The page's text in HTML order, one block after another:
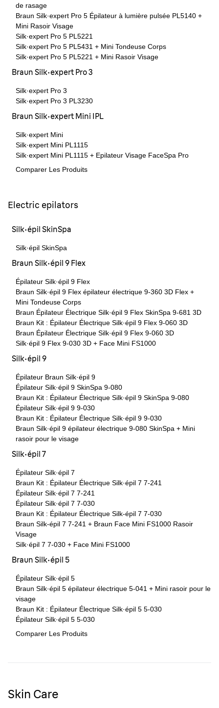
de rasage
Braun Silk·expert Pro 5 Épilateur à lumière pulsée PL5140 +
Mini Rasoir Visage
Silk·expert Pro 5 PL5221
Silk·expert Pro 5 PL5431 + Mini Tondeuse Corps
Silk·expert Pro 5 PL5221 + Mini Rasoir Visage
Braun Silk·expert Pro 3
Silk·expert Pro 3
Silk·expert Pro 3 PL3230
Braun Silk·expert Mini IPL
Silk·expert Mini
Silk·expert Mini PL1115
Silk·expert Mini PL1115 + Epilateur Visage FaceSpa Pro
Comparer Les Produits
Electric epilators
Silk·épil SkinSpa
Silk·épil SkinSpa
Braun Silk·épil 9 Flex
Épilateur Silk·épil 9 Flex
Braun Silk·épil 9 Flex épilateur électrique 9-360 3D Flex +
Mini Tondeuse Corps
Braun Épilateur Électrique Silk·épil 9 Flex SkinSpa 9-681 3D
Braun Kit : Épilateur Électrique Silk·épil 9 Flex 9-060 3D
Braun Épilateur Électrique Silk·épil 9 Flex 9-060 3D
Silk·épil 9 Flex 9-030 3D + Face Mini FS1000
Silk·épil 9
Épilateur Braun Silk·épil 9
Épilateur Silk·épil 9 SkinSpa 9-080
Braun Kit : Épilateur Électrique Silk·épil 9 SkinSpa 9-080
Épilateur Silk·épil 9 9-030
Braun Kit : Épilateur Électrique Silk·épil 9 9-030
Braun Silk·épil 9 épilateur électrique 9-080 SkinSpa + Mini
rasoir pour le visage
Silk·épil 7
Épilateur Silk·épil 7
Braun Kit : Épilateur Électrique Silk·épil 7 7-241
Épilateur Silk·épil 7 7-241
Épilateur Silk·épil 7 7-030
Braun Kit : Épilateur Électrique Silk-épil 7 7-030
Braun Silk-épil 7 7-241 + Braun Face Mini FS1000 Rasoir
Visage
Silk·épil 7 7-030 + Face Mini FS1000
Braun Silk·épil 5
Épilateur Silk·épil 5
Braun Silk·épil 5 épilateur électrique 5-041 + Mini rasoir pour le
visage
Braun Kit : Épilateur Électrique Silk·épil 5 5-030
Épilateur Silk·épil 5 5-030
Comparer Les Produits
Skin Care